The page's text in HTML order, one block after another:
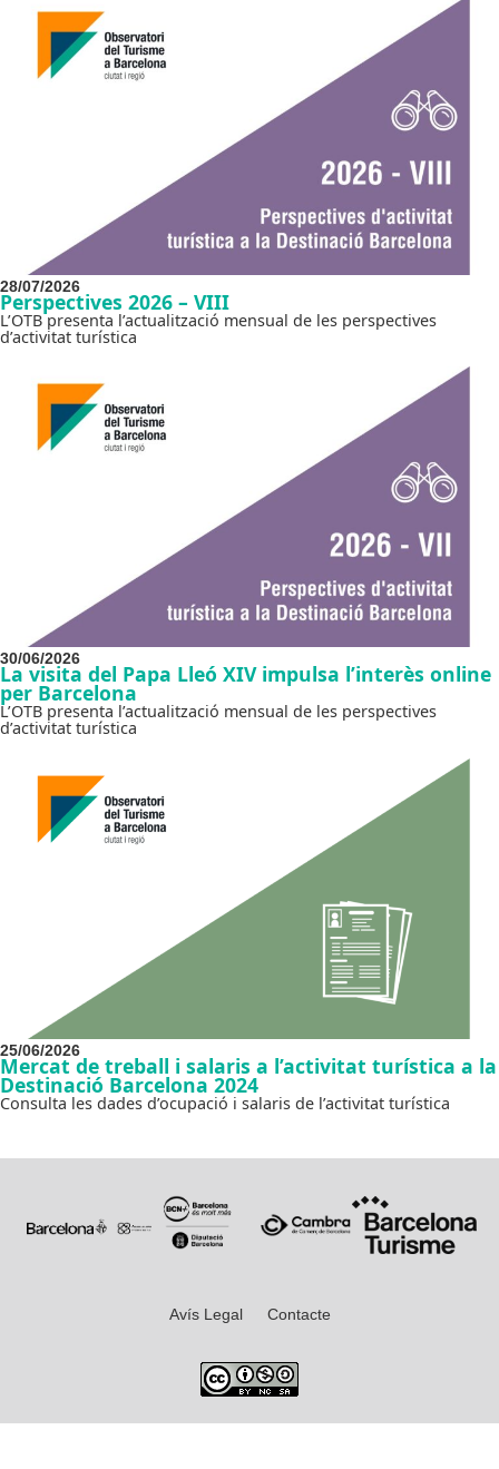
28/07/2026
Perspectives 2026 – VIII
L’OTB presenta l’actualització mensual de les perspectives
d’activitat turística
30/06/2026
La visita del Papa Lleó XIV impulsa l’interès online
per Barcelona
L’OTB presenta l’actualització mensual de les perspectives
d’activitat turística
25/06/2026
Mercat de treball i salaris a l’activitat turística a la
Destinació Barcelona 2024
Consulta les dades d’ocupació i salaris de l’activitat turística
Avís Legal Contacte